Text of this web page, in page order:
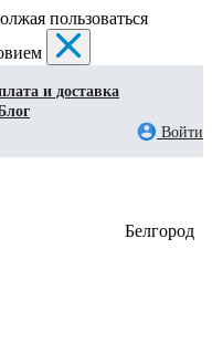
пользоваться
и доставка
Войти
Белгород